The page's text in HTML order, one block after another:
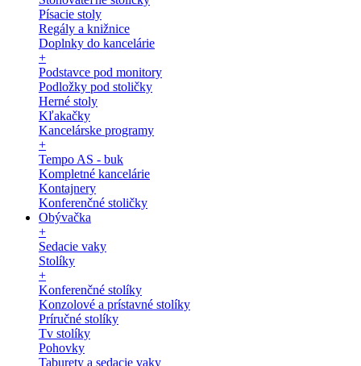
Písacie stoly
Regály a knižnice
Doplnky do kancelárie
+
Podstavce pod monitory
Podložky pod stoličky
Herné stoly
Kľakačky
Kancelárske programy
+
Tempo AS - buk
Kompletné kancelárie
Kontajnery
Konferenčné stoličky
Obývačka
+
Sedacie vaky
Stolíky
+
Konferenčné stolíky
Konzolové a prístavné stolíky
Príručné stolíky
Tv stolíky
Pohovky
Taburety a sedacie vaky